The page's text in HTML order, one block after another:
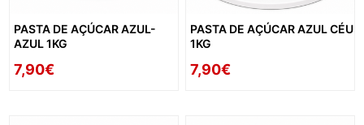
PASTA DE AÇÚCAR AZUL-
AZUL 1KG
7,90€
PASTA DE AÇÚCAR AZUL CÉU
1KG
7,90€